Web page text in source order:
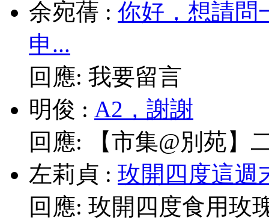
余宛蒨 : 你好，想請問
申...
回應: 我要留言
明俊 : A2，謝謝
回應:
【市集@別苑】
左莉貞 : 玫開四度這週
回應: 玫開四度食用玫